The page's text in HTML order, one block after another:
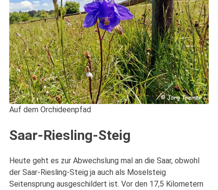
Auf dem Orchideenpfad
Saar-Riesling-Steig
Heute geht es zur Abwechslung mal an die Saar, obwohl
der Saar-Riesling-Steig ja auch als Moselsteig
Seitensprung ausgeschildert ist. Vor den 17,5 Kilometern